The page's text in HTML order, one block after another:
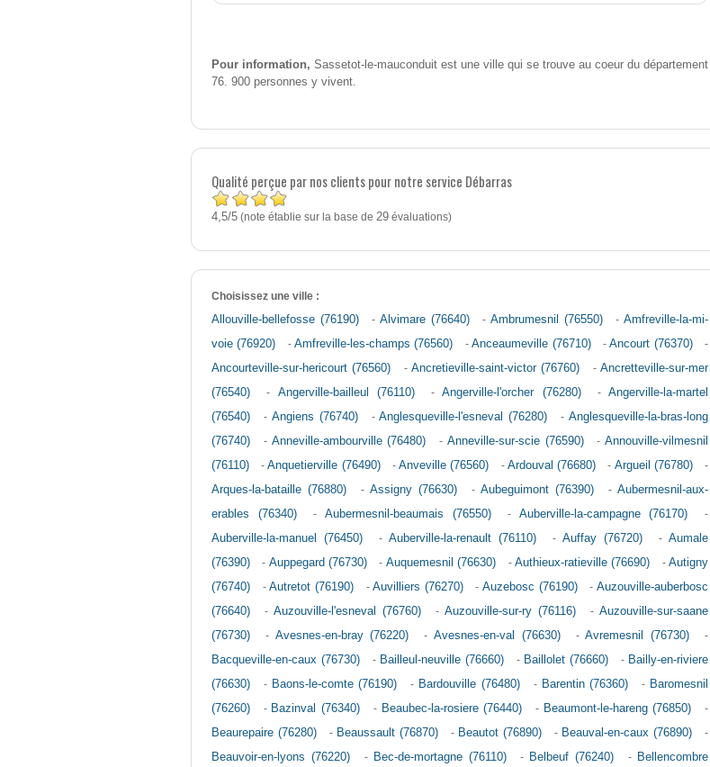
Pour information, Sassetot-le-mauconduit est une ville qui se trouve au coeur du département
76. 900 personnes y vivent.
Qualité perçue par nos clients pour notre service Débarras
4,5/5 (note établie sur la base de 29 évaluations)
Choisissez une ville :
Allouville-bellefosse (76190)
-Alvimare (76640) -Ambrumesnil (76550) -Amfreville-la-mi-
voie (76920)
-Amfreville-les-champs (76560) -Anceaumeville (76710) -Ancourt (76370)
-
Ancourteville-sur-hericourt (76560)
-Ancretieville-saint-victor (76760) -Ancretteville-sur-mer
(76540)
- Angerville-bailleul (76110) -Angerville-l'orcher (76280) - Angerville-la-martel
(76540)
- Angiens (76740) -Anglesqueville-l'esneval (76280) - Anglesqueville-la-bras-long
(76740)
- Anneville-ambourville (76480) - Anneville-sur-scie (76590) - Annouville-vilmesnil
(76110)
-Anquetierville (76490) -Anveville (76560) - Ardouval (76680) - Argueil (76780)
-
Arques-la-bataille (76880)
- Assigny (76630) - Aubeguimont (76390) - Aubermesnil-aux-
erables (76340)
- Aubermesnil-beaumais (76550) - Auberville-la-campagne (76170)
-
Auberville-la-manuel (76450)
-Auberville-la-renault (76110) -Auffay (76720) -Aumale
(76390)
- Auppegard (76730) - Auquemesnil (76630) - Authieux-ratieville (76690) -Autigny
(76740)
-Autretot (76190) -Auvilliers (76270) -Auzebosc (76190) -Auzouville-auberbosc
(76640)
- Auzouville-l'esneval (76760) - Auzouville-sur-ry (76116) - Auzouville-sur-saane
(76730)
- Avesnes-en-bray (76220) -Avesnes-en-val (76630) -Avremesnil (76730)
-
Bacqueville-en-caux (76730)
- Bailleul-neuville (76660) - Baillolet (76660) - Bailly-en-riviere
(76630)
- Baons-le-comte (76190) - Bardouville (76480) - Barentin (76360) - Baromesnil
(76260)
- Bazinval (76340) - Beaubec-la-rosiere (76440) - Beaumont-le-hareng (76850)
-
Beaurepaire (76280)
- Beaussault (76870) - Beautot (76890) - Beauval-en-caux (76890)
-
Beauvoir-en-lyons (76220)
- Bec-de-mortagne (76110) - Belbeuf (76240) - Bellencombre